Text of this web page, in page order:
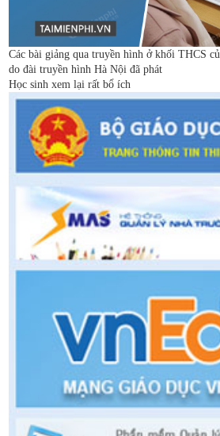
Các bài giảng qua truyền hình ở khối THCS
do đài truyền hình Hà Nội đã phát
Học sinh xem lại rất bổ ích